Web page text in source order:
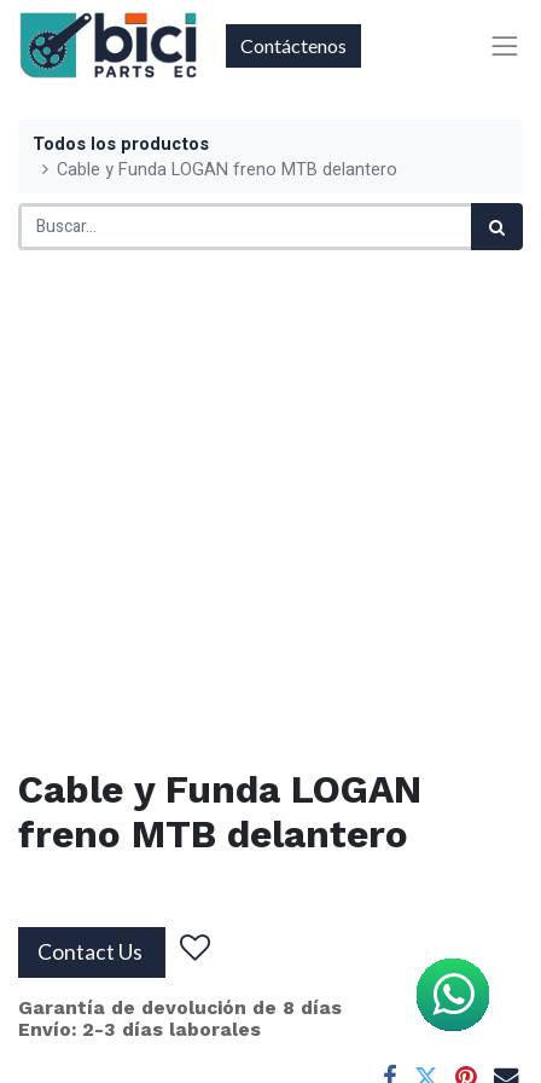
Contáctenos
Todos los productos
Cable y Funda LOGAN freno MTB delantero
Cable y Funda LOGAN
freno MTB delantero
Contact Us
Garantía de devolución de 8 días
Envío: 2-3 días laborales